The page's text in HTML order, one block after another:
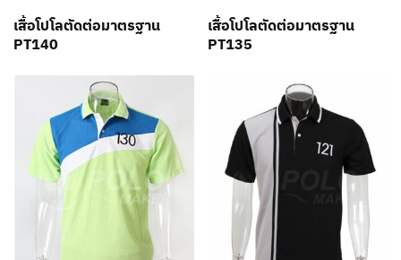
เสื้อโปโลตัดต่อมาตรฐาน
PT140
เสื้อโปโลตัดต่อมาตรฐาน
PT135